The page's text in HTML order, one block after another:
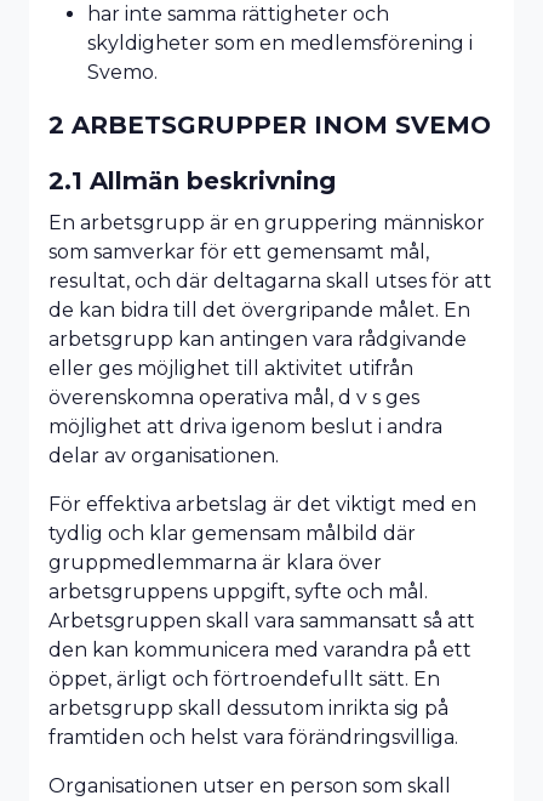
har inte samma rättigheter och
skyldigheter som en medlemsförening i
Svemo.
2 ARBETSGRUPPER INOM SVEMO
2.1 Allmän beskrivning
En arbetsgrupp är en gruppering människor
som samverkar för ett gemensamt mål,
resultat, och där deltagarna skall utses för att
de kan bidra till det övergripande målet. En
arbetsgrupp kan antingen vara rådgivande
eller ges möjlighet till aktivitet utifrån
överenskomna operativa mål, d v s ges
möjlighet att driva igenom beslut i andra
delar av organisationen.
För effektiva arbetslag är det viktigt med en
tydlig och klar gemensam målbild där
gruppmedlemmarna är klara över
arbetsgruppens uppgift, syfte och mål.
Arbetsgruppen skall vara sammansatt så att
den kan kommunicera med varandra på ett
öppet, ärligt och förtroendefullt sätt. En
arbetsgrupp skall dessutom inrikta sig på
framtiden och helst vara förändringsvilliga.
Organisationen utser en person som skall